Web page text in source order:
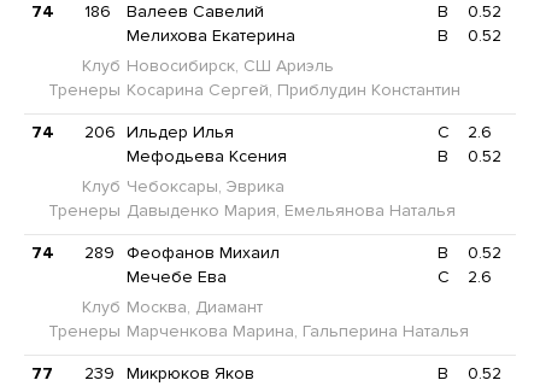
74 186 Валеев Савелий B
0.52
Мелихова Екатерина
B
0.52
Клуб Новосибирск, СШ Ариэль
Тренеры Косарина Сергей, Приблудин Константин
74 206 Ильдер Илья C
2.6
Мефодьева Ксения
B
0.52
Клуб Чебоксары, Эврика
Тренеры Давыденко Мария, Емельянова Наталья
74 289 Феофанов Михаил B
0.52
Мечебе Ева
C
2.6
Клуб Москва, Диамант
Тренеры Марченкова Марина, Гальперина Наталья
77 239 Микрюков Яков B
0.52